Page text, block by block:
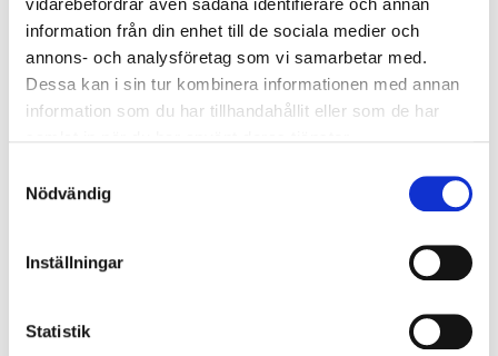
information från din enhet till de sociala medier och
annons- och analysföretag som vi samarbetar med.
Dessa kan i sin tur kombinera informationen med annan
information som du har tillhandahållit eller som de har
Nödvändig
Inställningar
Statistik
Riverside Stand
Avgång: lör. 22 augusti 2026
Inga bokningsavgifter